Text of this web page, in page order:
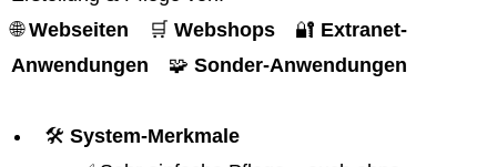
🌐Webseiten 🛒 Webshops 🔐 Extranet-
Anwendungen 🧩 Sonder-Anwendungen
🛠️ System-Merkmale